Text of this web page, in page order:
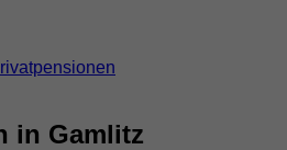
in Gamlitz